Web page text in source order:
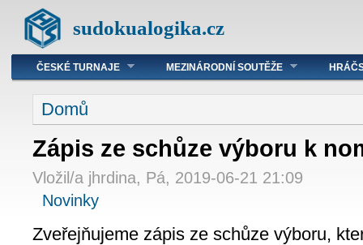
sudokualogika.cz
ČESKÉ TURNAJE MEZINÁRODNÍ SOUTĚŽE
Domů
Zápis ze schůze výboru k
Vložil/a jhrdina, Pá, 2019-06-21 21:09
Novinky
Zveřejňujeme zápis ze schůze výboru,